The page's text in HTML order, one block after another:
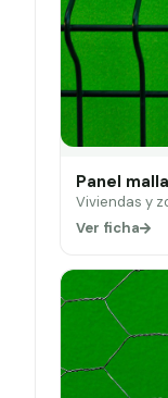
Panel
Viviendas y
Ver ficha